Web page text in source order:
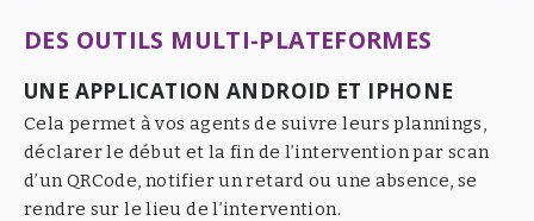
DES OUTILS MULTI-PLATEFORMES
UNE APPLICATION ANDROID ET IPHONE
Cela permet à vos agents de suivre leurs plannings,
déclarer le début et la fin de l’intervention par scan
d’un QRCode, notifier un retard ou une absence, se
rendre sur le lieu de l’intervention.